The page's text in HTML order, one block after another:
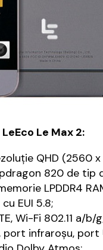
Le Max 2:
QHD (2560
820 de
LPDDR4
EUI 5.8;
Wi-Fi 802.11 a/
port infraroşu,